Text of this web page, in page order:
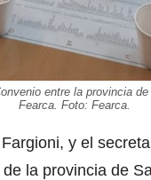
entre la provincia
Fearca. Foto: Fearca.
y el
la provincia de